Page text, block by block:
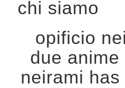
chi siamo
opificio
due
neirami